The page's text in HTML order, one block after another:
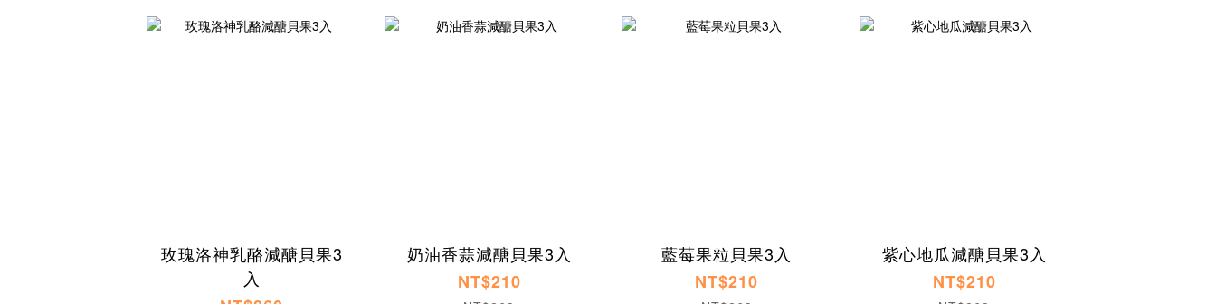
玫瑰洛神乳酪減醣貝果3
入
奶油香蒜減醣貝果3入
NT$210
藍莓果粒貝果3入
NT$210
紫心地瓜減醣貝果3入
NT$210